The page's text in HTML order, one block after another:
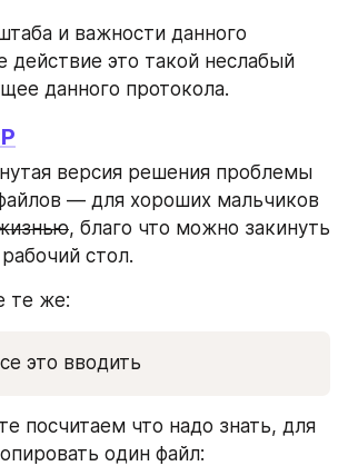
и важности данного
действие это такой неслабый
данного протокола.
версия решения проблемы
, благо что можно закинуть
стол.
те же:
это вводить
посчитаем что надо знать, для
один файл: